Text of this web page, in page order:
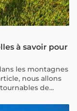
à savoir pour
les montagnes
nous allons
de
et profiter
belle région.